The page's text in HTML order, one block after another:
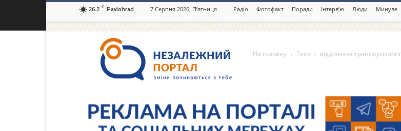
26.2 C Pavlohrad 7 Серпня 2026, П’ятниця Радіо Фотофакт Поради Інтерв’ю Люди Минуле
портал
Павлоград.dp.ua
На головну Теги відділення трансфузіології